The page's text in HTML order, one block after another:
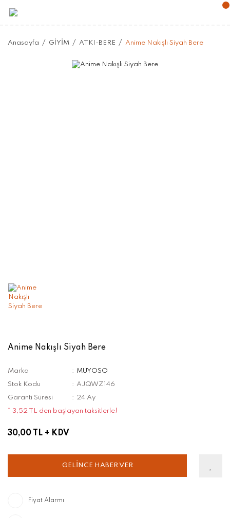
Anasayfa GİYİM ATKI-BERE Anime Nakışlı Siyah Bere
Anime Nakışlı Siyah Bere
Marka
MUYOSO
Stok Kodu
AJQWZ146
Garanti Süresi
24 Ay
* 3,52 TL den başlayan taksitlerle!
30,00 TL + KDV
GELİNCE HABER VER
Fiyat Alarmı